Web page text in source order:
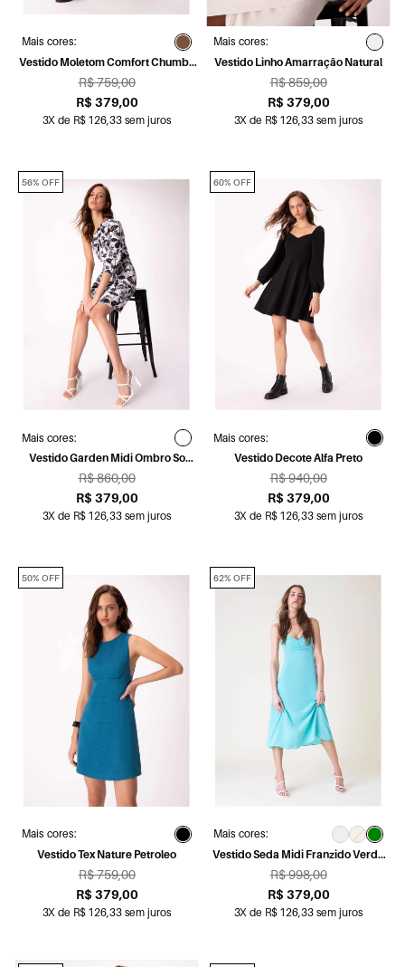
Mais cores:
Vestido Moletom Comfort Chumbo
Mescla
R$ 759,00
R$ 379,00
3X de R$ 126,33 sem juros
Mais cores:
Vestido Linho Amarração Natural
R$ 859,00
R$ 379,00
3X de R$ 126,33 sem juros
Mais cores:
Vestido Garden Midi Ombro So
Branco
R$ 860,00
R$ 379,00
3X de R$ 126,33 sem juros
56% OFF
Mais cores:
Vestido Decote Alfa Preto
R$ 940,00
R$ 379,00
3X de R$ 126,33 sem juros
60% OFF
Mais cores:
Vestido Tex Nature Petroleo
R$ 759,00
R$ 379,00
3X de R$ 126,33 sem juros
50% OFF
Mais cores:
Vestido Seda Midi Franzido Verde
Maca
R$ 998,00
R$ 379,00
3X de R$ 126,33 sem juros
62% OFF